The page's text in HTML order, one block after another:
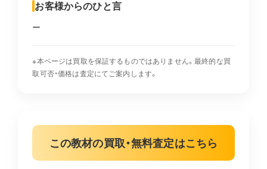
お客様からのひと言
ー
※本ページは買取を保証するものではありません。最終的な買
取可否・価格は査定にてご案内します。
この教材の買取・無料査定はこちら